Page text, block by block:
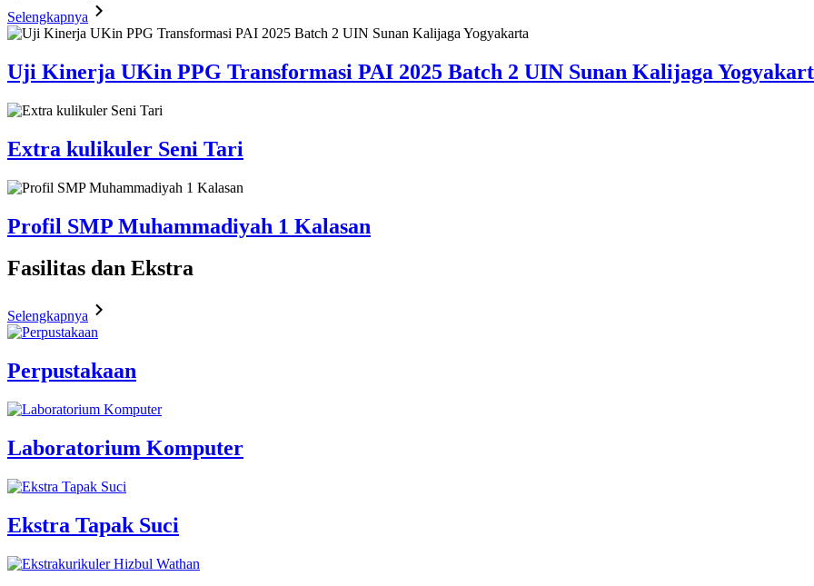
Selengkapnya
Uji Kinerja UKin PPG Transformasi PAI 2025 Batch 2 UIN Sunan Kalijaga
Extra kulikuler Seni Tari
Profil SMP Muhammadiyah 1 Kalasan
Fasilitas dan Ekstra
Selengkapnya
Perpustakaan
Laboratorium Komputer
Ekstra Tapak Suci